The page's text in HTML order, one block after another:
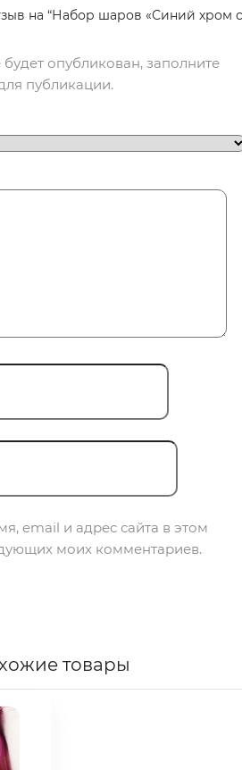
на “Набор шаров «Синий хром с
опубликован, заполните
публикации.
email и адрес сайта в этом
моих комментариев.
товары